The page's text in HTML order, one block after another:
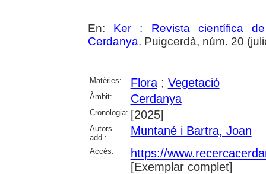
En: Ker : Revista científica
Cerdanya. Puigcerdà, núm. 20
Matèries: Flora; Vegetació
Àmbit: Cerdanya
Cronologia: [2025]
Autors
add.:
Muntané i Bartra, Joan
Accés:
https://
[Exemplar complet]